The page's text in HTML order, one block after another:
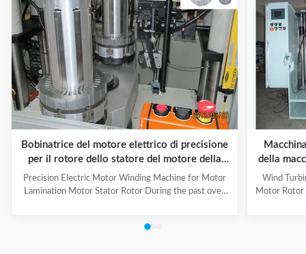
Bobinatrice del motore elettrico di precisione
per il rotore dello statore del motore della
laminazione del motore
Precision Electric Motor Winding Machine for Motor
Lamination Motor Stator Rotor During the past over
companies,such as
della
Wind
Motor Rotor